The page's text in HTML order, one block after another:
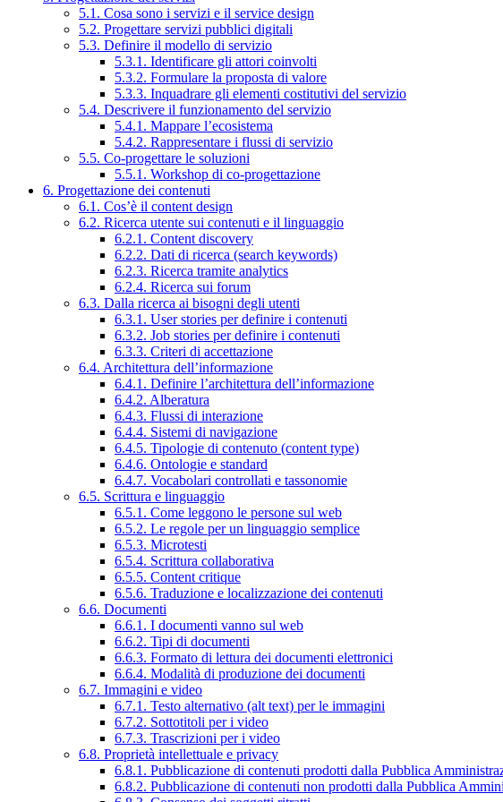
5.1. Cosa sono i servizi e il service design
5.2. Progettare servizi pubblici digitali
5.3. Definire il modello di servizio
5.3.1. Identificare gli attori coinvolti
5.3.2. Formulare la proposta di valore
5.3.3. Inquadrare gli elementi costitutivi del servizio
5.4. Descrivere il funzionamento del servizio
5.4.1. Mappare l’ecosistema
5.4.2. Rappresentare i flussi di servizio
5.5. Co-progettare le soluzioni
5.5.1. Workshop di co-progettazione
6. Progettazione dei contenuti
6.1. Cos’è il content design
6.2. Ricerca utente sui contenuti e il linguaggio
6.2.1. Content discovery
6.2.2. Dati di ricerca (search keywords)
6.2.3. Ricerca tramite analytics
6.2.4. Ricerca sui forum
6.3. Dalla ricerca ai bisogni degli utenti
6.3.1. User stories per definire i contenuti
6.3.2. Job stories per definire i contenuti
6.3.3. Criteri di accettazione
6.4. Architettura dell’informazione
6.4.1. Definire l’architettura dell’informazione
6.4.2. Alberatura
6.4.3. Flussi di interazione
6.4.4. Sistemi di navigazione
6.4.5. Tipologie di contenuto (content type)
6.4.6. Ontologie e standard
6.4.7. Vocabolari controllati e tassonomie
6.5. Scrittura e linguaggio
6.5.1. Come leggono le persone sul web
6.5.2. Le regole per un linguaggio semplice
6.5.3. Microtesti
6.5.4. Scrittura collaborativa
6.5.5. Content critique
6.5.6. Traduzione e localizzazione dei contenuti
6.6. Documenti
6.6.1. I documenti vanno sul web
6.6.2. Tipi di documenti
6.6.3. Formato di lettura dei documenti elettronici
6.6.4. Modalità di produzione dei documenti
6.7. Immagini e video
6.7.1. Testo alternativo (alt text) per le immagini
6.7.2. Sottotitoli per i video
6.7.3. Trascrizioni per i video
6.8. Proprietà intellettuale e privacy
6.8.1. Pubblicazione di contenuti prodotti dalla Pubblica
6.8.2. Pubblicazione di contenuti non prodotti dalla Pubblica